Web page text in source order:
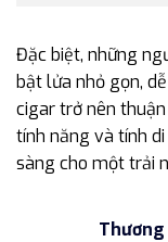
Đặc biệt, những
bật lửa nhỏ gọn,
cigar trở nên
tính năng và tính
sàng cho một trải
Thương